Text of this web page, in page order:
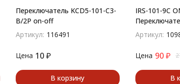
Переключатель KCD5-101-C3-
B/2P on-off
Артикул: 116491
Цена 10 ₽
В корзину
IRS-101-9C
серии IRS-
Артикул:
Цена 90 ₽
В